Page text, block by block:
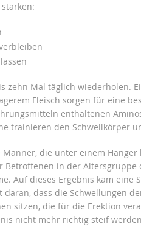
zehn Mal täglich wiederholen.
Fleisch sorgen für eine
enthaltenen
trainieren den Schwellkörper
Männer, die unter einem
Betroffenen in der
Auf dieses Ergebnis kam eine
daran, dass die Schwellungen
sitzen, die für die Erektion
nicht mehr richtig steif